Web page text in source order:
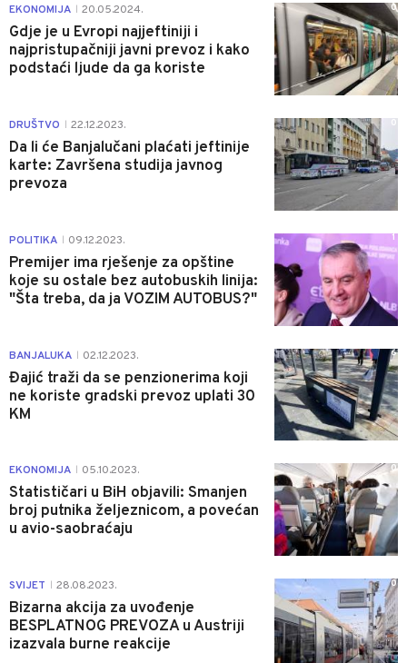
EKONOMIJA 20.05.2024.
Gdje je u Evropi najjeftiniji i
najpristupačniji javni prevoz i kako
podstaći ljude da ga koriste
0
DRUŠTVO 22.12.2023.
Da li će Banjalučani plaćati jeftinije
karte: Završena studija javnog
prevoza
0
POLITIKA 09.12.2023.
Premijer ima rješenje za opštine
koje su ostale bez autobuskih linija:
"Šta treba, da ja VOZIM AUTOBUS?"
1
BANJALUKA 02.12.2023.
Đajić traži da se penzionerima koji
ne koriste gradski prevoz uplati 30
KM
6
EKONOMIJA 05.10.2023.
Statističari u BiH objavili: Smanjen
broj putnika željeznicom, a povećan
u avio-saobraćaju
0
SVIJET 28.08.2023.
Bizarna akcija za uvođenje
BESPLATNOG PREVOZA u Austriji
izazvala burne reakcije
0